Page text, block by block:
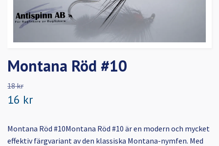
Montana Röd #10
18 kr
16 kr
Montana Röd #10Montana Röd #10 är en modern och mycket
effektiv färgvariant av den klassiska Montana-nymfen. Med